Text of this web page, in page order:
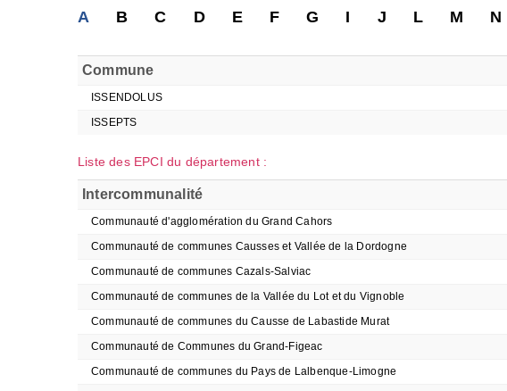
A B C D E F G I J L M N
Commune
ISSENDOLUS
ISSEPTS
Liste des EPCI du département :
Intercommunalité
Communauté d'agglomération du Grand Cahors
Communauté de communes Causses et Vallée de la Dordogne
Communauté de communes Cazals-Salviac
Communauté de communes de la Vallée du Lot et du Vignoble
Communauté de communes du Causse de Labastide Murat
Communauté de Communes du Grand-Figeac
Communauté de communes du Pays de Lalbenque-Limogne